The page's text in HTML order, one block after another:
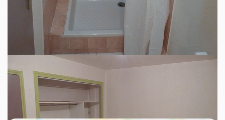
savoir plus, rendez-vous sur
https://www.georisques.gouv.fr/
Découvrez votre futur quartier
Avec votre expert BAUBAUT Immobilier & Assurances